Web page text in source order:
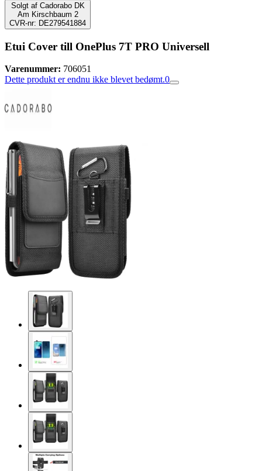
Solgt af Cadorabo DK
Am Kirschbaum 2
CVR-nr: DE279541884
Etui Cover till OnePlus 7T PRO Universell
Varenummer: 706051
Dette produkt er endnu ikke blevet bedømt.0